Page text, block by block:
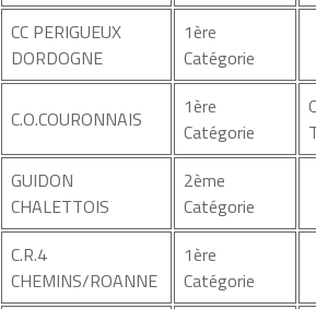
CC PERIGUEUX
DORDOGNE
1ère
Catégorie
C.O.COURONNAIS
1ère
Catégorie
GUIDON
CHALETTOIS
2ème
Catégorie
C.R.4
CHEMINS/ROANNE
1ère
Catégorie